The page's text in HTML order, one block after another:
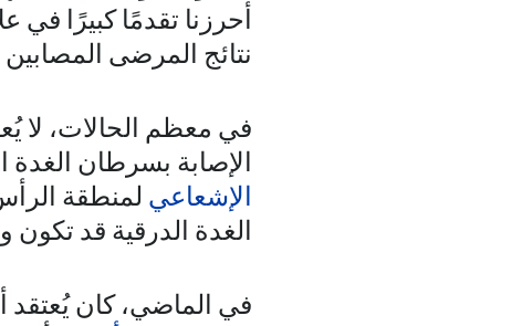
أحرزنا تقدمًا كبيرًا في
نتائج المرضى
في معظم الحالات، لا
الإصابة بسرطان الغدة
الإشعاعي لمنطقة
الغدة الدرقية قد تكون
في الماضي، كان يُعتقد